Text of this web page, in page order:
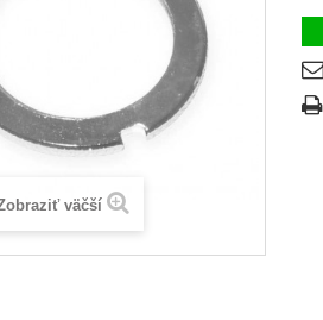
väčší